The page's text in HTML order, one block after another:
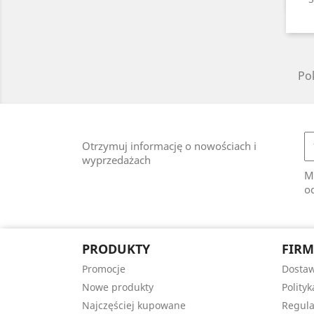
Otrzymuj informację o nowościach i
wyprzedażach
PRODUKTY
Promocje
Nowe produkty
Najczęściej kupowane